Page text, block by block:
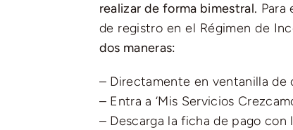
realizar de forma bimestral. Para
de registro en el Régimen de
dos maneras:
– Directamente en ventanilla de
– Entra a ‘Mis Servicios
– Descarga la ficha de pago